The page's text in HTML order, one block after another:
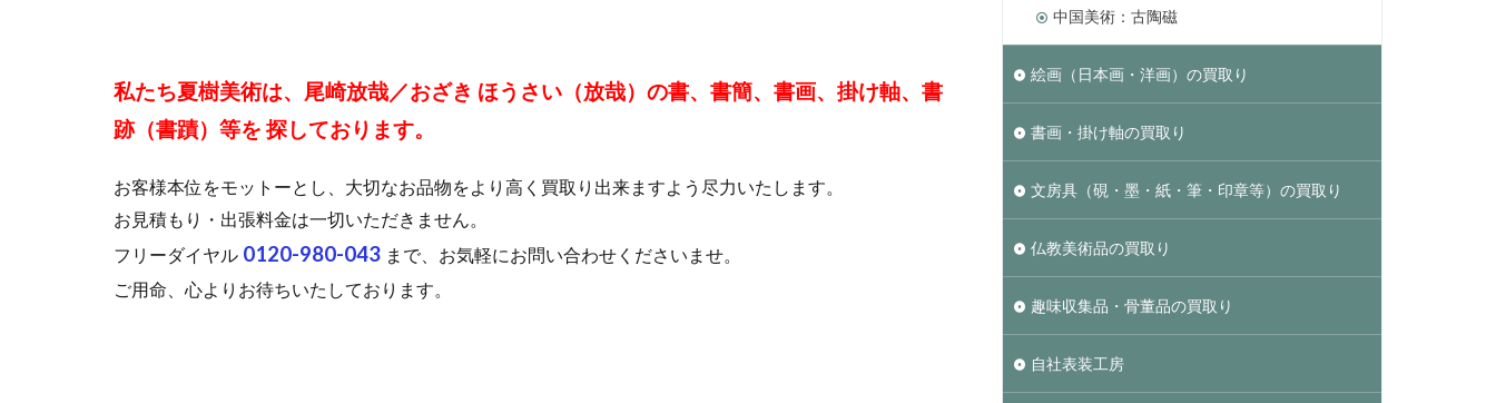
私たち夏樹美術は、尾崎放哉／おざき ほうさい（放哉）の書、書簡、書画、掛け軸、書
跡（書蹟）等を 探しております。
お客様本位をモットーとし、大切なお品物をより高く買取り出来ますよう尽力いたします。
お見積もり・出張料金は一切いただきません。
フリーダイヤル 0120-980-043 まで、お気軽にお問い合わせくださいませ。
ご用命、心よりお待ちいたしております。
中国美術：古陶磁
絵画（日本画・洋画）の買取り
書画・掛け軸の買取り
文房具（硯・墨・紙・筆・印章等）の買取り
仏教美術品の買取り
趣味収集品・骨董品の買取り
自社表装工房